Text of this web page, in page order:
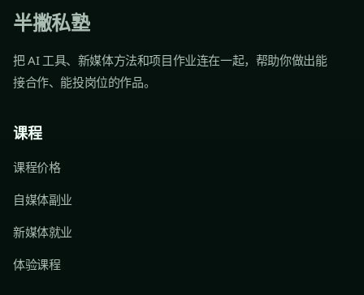
半撇私塾
把 AI 工具、新媒体方法和项目作业连在一起，帮助你做出能
接合作、能投岗位的作品。
课程
课程价格
自媒体副业
新媒体就业
体验课程